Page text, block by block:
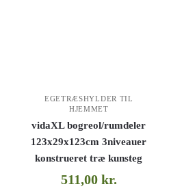
EGETRÆSHYLDER TIL
HJEMMET
vidaXL bogreol/rumdeler
123x29x123cm 3niveauer
konstrueret træ kunsteg
511,00 kr.